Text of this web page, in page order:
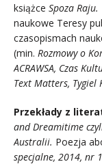
książce Spoza Raju.
naukowe Teresy
czasopismach
(min. Rozmowy o
ACRAWSA, Czas
Text Matters, Tygiel
Przekłady z
and Dreamitime
Australii. Poezja
specjalne, 2014, nr